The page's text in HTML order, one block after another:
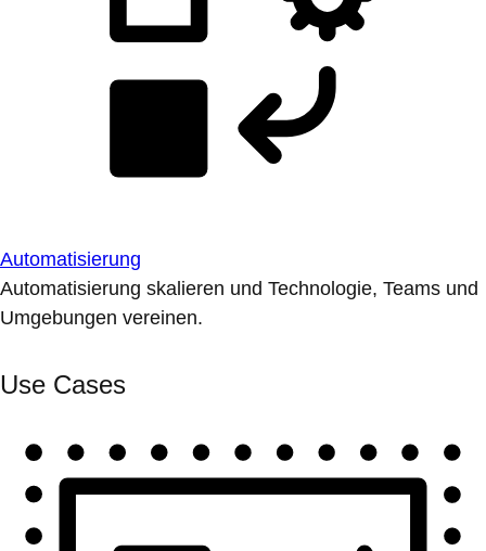
Automatisierung
Automatisierung skalieren und Technologie, Teams und
Umgebungen vereinen.
Use Cases